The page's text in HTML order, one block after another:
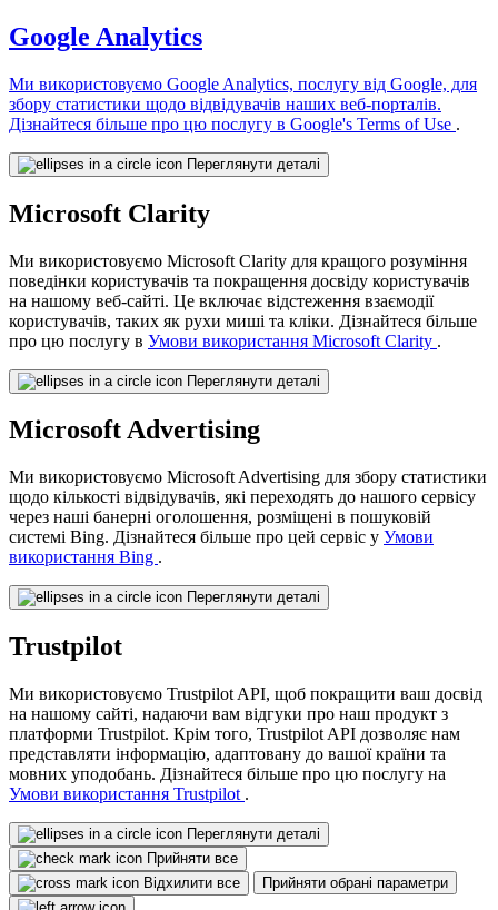
Google Analytics
Ми використовуємо Google Analytics, послугу від Google, для
збору статистики щодо відвідувачів наших веб-порталів.
Дізнайтеся більше про цю послугу в Google's Terms of Use .
Переглянути деталі
Microsoft Clarity
Ми використовуємо Microsoft Clarity для кращого розуміння
поведінки користувачів та покращення досвіду користувачів
на нашому веб-сайті. Це включає відстеження взаємодії
користувачів, таких як рухи миші та кліки. Дізнайтеся більше
про цю послугу в Умови використання Microsoft Clarity .
Переглянути деталі
Microsoft Advertising
Ми використовуємо Microsoft Advertising для збору статистики
щодо кількості відвідувачів, які переходять до нашого сервісу
через наші банерні оголошення, розміщені в пошуковій
системі Bing. Дізнайтеся більше про цей сервіс у Умови
використання Bing .
Переглянути деталі
Trustpilot
Ми використовуємо Trustpilot API, щоб покращити ваш досвід
на нашому сайті, надаючи вам відгуки про наш продукт з
платформи Trustpilot. Крім того, Trustpilot API дозволяє нам
представляти інформацію, адаптовану до вашої країни та
мовних уподобань. Дізнайтеся більше про цю послугу на
Умови використання Trustpilot .
Переглянути деталі
Прийняти все
Відхилити все
Прийняти обрані параметри